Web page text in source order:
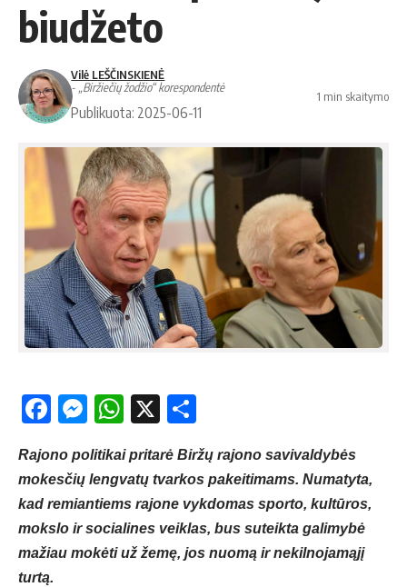
biudžeto
Vilė LEŠČINSKIENĖ
- „Biržiečių žodžio“ korespondentė
Publikuota: 2025-06-11
1 min skaitymo
Facebook
Messenger
WhatsApp
X
Rajono politikai pritarė Biržų rajono savivaldybės
mokesčių lengvatų tvarkos pakeitimams. Numatyta,
kad remiantiems rajone vykdomas sporto, kultūros,
mokslo ir socialines veiklas, bus suteikta galimybė
mažiau mokėti už žemę, jos nuomą ir nekilnojamąjį
turtą.